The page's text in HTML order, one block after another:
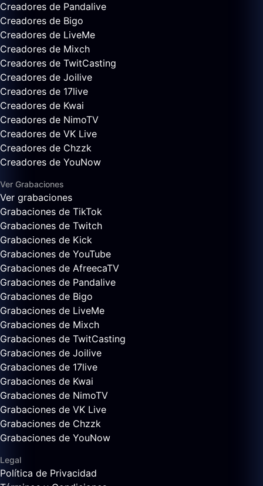
Creadores de Pandalive
Creadores de Bigo
Creadores de LiveMe
Creadores de Mixch
Creadores de TwitCasting
Creadores de Joilive
Creadores de 17live
Creadores de Kwai
Creadores de NimoTV
Creadores de VK Live
Creadores de Chzzk
Creadores de YouNow
Ver Grabaciones
Ver grabaciones
Grabaciones de TikTok
Grabaciones de Twitch
Grabaciones de Kick
Grabaciones de YouTube
Grabaciones de AfreecaTV
Grabaciones de Pandalive
Grabaciones de Bigo
Grabaciones de LiveMe
Grabaciones de Mixch
Grabaciones de TwitCasting
Grabaciones de Joilive
Grabaciones de 17live
Grabaciones de Kwai
Grabaciones de NimoTV
Grabaciones de VK Live
Grabaciones de Chzzk
Grabaciones de YouNow
Legal
Política de Privacidad